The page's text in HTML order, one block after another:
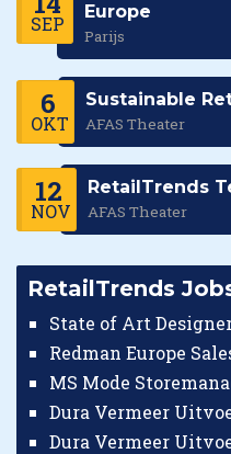
SEP
Europe
Parijs
6
OKT
Sustainable
AFAS Theater
12
NOV
RetailTrends
AFAS Theater
RetailTrends
State of Art
Redman Europe
MS Mode
Dura Vermeer
Dura Vermeer